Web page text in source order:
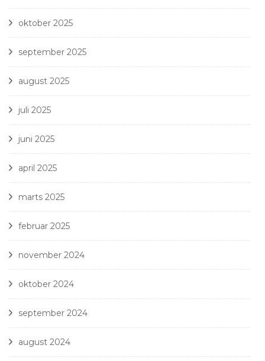
oktober 2025
september 2025
august 2025
juli 2025
juni 2025
april 2025
marts 2025
februar 2025
november 2024
oktober 2024
september 2024
august 2024